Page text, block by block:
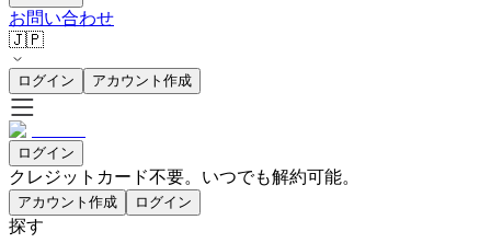
お問い合わせ
🇯🇵
ログイン アカウント作成
ログイン
クレジットカード不要。いつでも解約可能。
アカウント作成 ログイン
探す